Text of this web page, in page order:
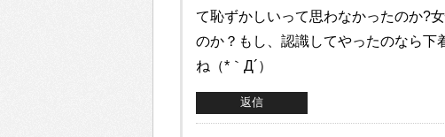
て恥ずかしいって思わなかったのか?
のか？もし、認識してやったのなら
ね（*｀Д´）
返信